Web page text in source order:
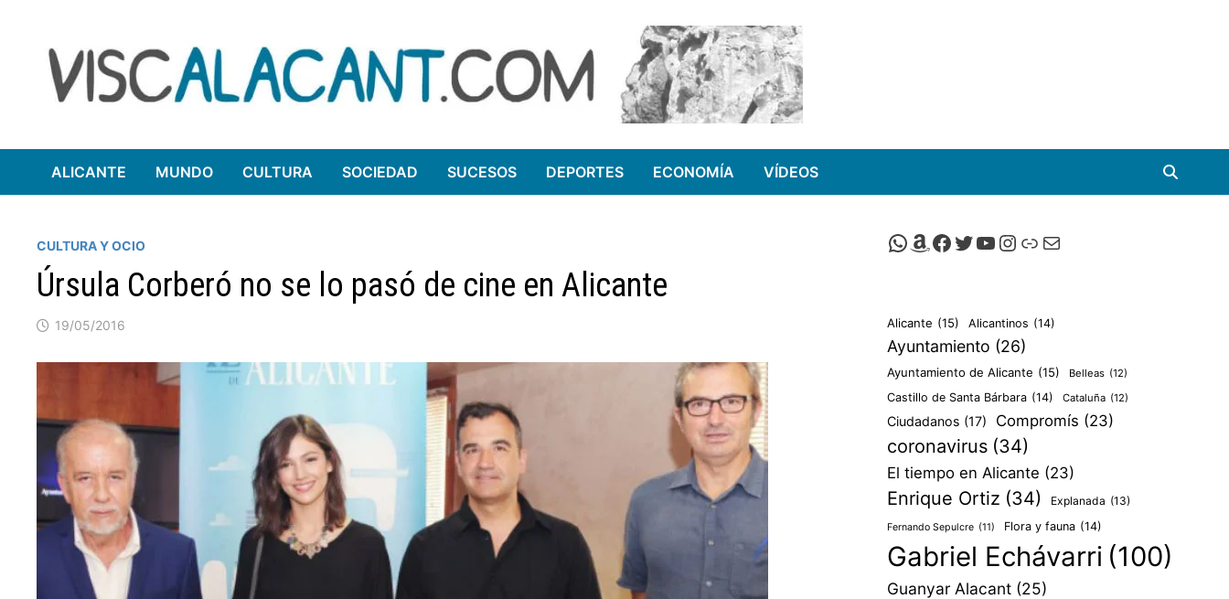
contenido
ALICANTE MUNDO CULTURA SOCIEDAD SUCESOS DEPORTES ECONOMÍA VÍDEOS
CULTURA Y OCIO
Úrsula Corberó no se lo pasó de cine en Alicante
19/05/2016
Canal de Whatsapp de Viscalacant
Comprar en Amazon
Facebook de Viscalacant
Twitter de Viscalacant
Canal de Youtube de Viscalacant
Instagram de Viscalacant
Viscalacant en Polkaverse
Correo electrónico
Alicante (15) Alicantinos (14)
Ayuntamiento (26)
Ayuntamiento de Alicante (15) Belleas (12)
Castillo de Santa Bárbara (14) Cataluña (12)
Ciudadanos (17) Compromís (23)
coronavirus (34)
El tiempo en Alicante (23)
Enrique Ortiz (34) Explanada (13)
Fernando Sepulcre (11) Flora y fauna (14)
Gabriel Echávarri (100)
Guanyar Alacant (25)